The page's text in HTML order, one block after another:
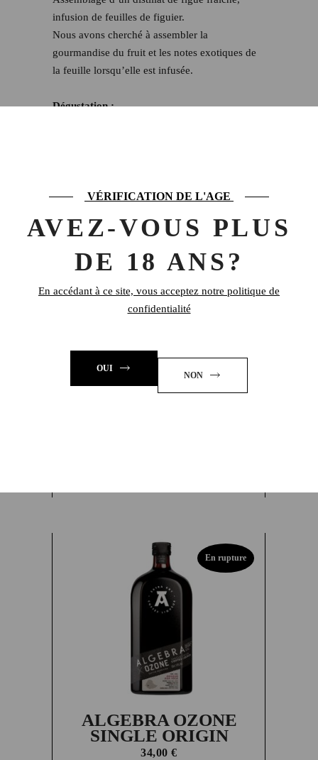
VÉRIFICATION DE L'AGE
AVEZ-VOUS PLUS
DE 18 ANS?
En accédant à ce site, vous acceptez notre politique de
confidentialité
OUI
NON
infusion de feuilles de figuier.
Nous avons cherché à assembler la
gourmandise du fruit et les notes exotiques de
la feuille lorsqu’elle est infusée.
Dégustation :
PRODUITS SIMILAIRES
En rupture
ALGEBRA OZONE
SINGLE ORIGIN
34,00€